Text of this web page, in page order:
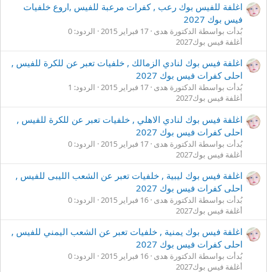
اغلفة للفيس بوك رعب , كفرات مرعبة للفيس ,اروع خلفيات
فيس بوك 2027
بُدأت بواسطة الدكتورة هدى 17 فبراير 2015
الردود: 0
أغلفة فيس بوك2027
اغلفة فيس بوك لنادي الزمالك , خلفيات تعبر عن للكرة للفيس ,
احلى كفرات فيس بوك 2027
بُدأت بواسطة الدكتورة هدى 17 فبراير 2015
الردود: 1
أغلفة فيس بوك2027
اغلفة فيس بوك لنادي الاهلي , خلفيات تعبر عن للكرة للفيس ,
احلى كفرات فيس بوك 2027
بُدأت بواسطة الدكتورة هدى 17 فبراير 2015
الردود: 0
أغلفة فيس بوك2027
اغلفة فيس بوك ليبية , خلفيات تعبر عن الشعب الليبى للفيس ,
احلى كفرات فيس بوك 2027
بُدأت بواسطة الدكتورة هدى 16 فبراير 2015
الردود: 0
أغلفة فيس بوك2027
اغلفة فيس بوك يمنية , خلفيات تعبر عن الشعب اليمني للفيس ,
احلى كفرات فيس بوك 2027
بُدأت بواسطة الدكتورة هدى 16 فبراير 2015
الردود: 0
أغلفة فيس بوك2027